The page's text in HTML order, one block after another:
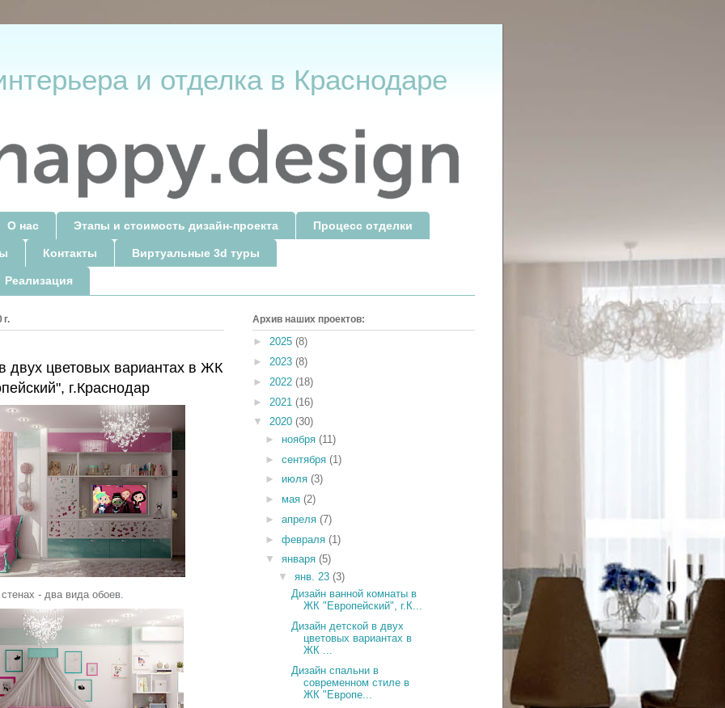
и отделка в Краснодаре
О нас Этапы и стоимость дизайн-проекта Процесс отделки
Контакты Виртуальные 3d туры
двух цветовых вариантах в ЖК
г.Краснодар
- два вида обоев.
Архив наших проектов:
► 2025 (8)
► 2023 (8)
► 2022 (18)
► 2021 (16)
▼ 2020 (30)
► ноября(11)
►сентября(1)
► июля(3)
► мая(2)
►апреля(7)
►февраля(1)
▼января(5)
▼ янв. 23 (3)
Дизайн ванной комнаты в
ЖК "Европейский", г.К...
Дизайн детской в двух
цветовых вариантах в
ЖК ...
Дизайн спальни в
современном стиле в
ЖК "Европе...